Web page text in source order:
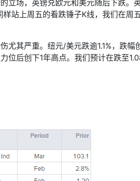
立场，英镑兑欧元和美元随后下跌。
样站上周五的看跌锤子K线，我们在周
尤其严重。纽元/美元跌逾1.1%，跌幅
位后创下1年高点。我们预计在跌至